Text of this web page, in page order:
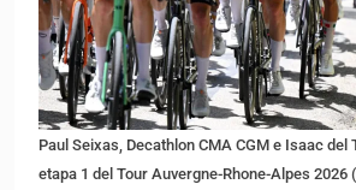
Paul Seixas, Decathlon CMA CGM e Isaac del
etapa 1 del Tour Auvergne-Rhone-Alpes 2026